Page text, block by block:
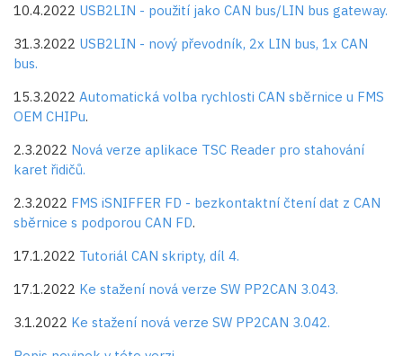
10.4.2022 USB2LIN - použití jako CAN bus/LIN bus gateway.
31.3.2022 USB2LIN - nový převodník, 2x LIN bus, 1x CAN
bus.
15.3.2022 Automatická volba rychlosti CAN sběrnice u FMS
OEM CHIPu.
2.3.2022 Nová verze aplikace TSC Reader pro stahování
karet řidičů.
2.3.2022 FMS iSNIFFER FD - bezkontaktní čtení dat z CAN
sběrnice s podporou CAN FD.
17.1.2022 Tutoriál CAN skripty, díl 4.
17.1.2022 Ke stažení nová verze SW PP2CAN 3.043.
3.1.2022 Ke stažení nová verze SW PP2CAN 3.042.